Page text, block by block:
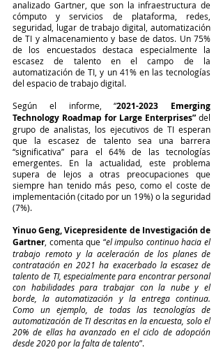
analizado Gartner, que son la infraestructura de
cómputo y servicios de plataforma, redes,
seguridad, lugar de trabajo digital, automatización
de TI y almacenamiento y base de datos. Un 75%
de los encuestados destaca especialmente la
escasez de talento en el campo de la
automatización de TI, y un 41% en las tecnologías
del espacio de trabajo digital.
Según el informe, “2021-2023 Emerging
Technology Roadmap for Large Enterprises” del
grupo de analistas, los ejecutivos de TI esperan
que la escasez de talento sea una barrera
“significativa” para el 64% de las tecnologías
emergentes. En la actualidad, este problema
supera de lejos a otras preocupaciones que
siempre han tenido más peso, como el coste de
implementación (citado por un 19%) o la seguridad
(7%).
Yinuo Geng, Vicepresidente de Investigación de
Gartner, comenta que “el impulso continuo hacia el
trabajo remoto y la aceleración de los planes de
contratación en 2021 ha exacerbado la escasez de
talento de TI, especialmente para encontrar personal
con habilidades para trabajar con la nube y el
borde, la automatización y la entrega continua.
Como un ejemplo, de todas las tecnologías de
automatización de TI descritas en la encuesta, solo el
20% de ellas ha avanzado en el ciclo de adopción
desde 2020 por la falta de talento”.